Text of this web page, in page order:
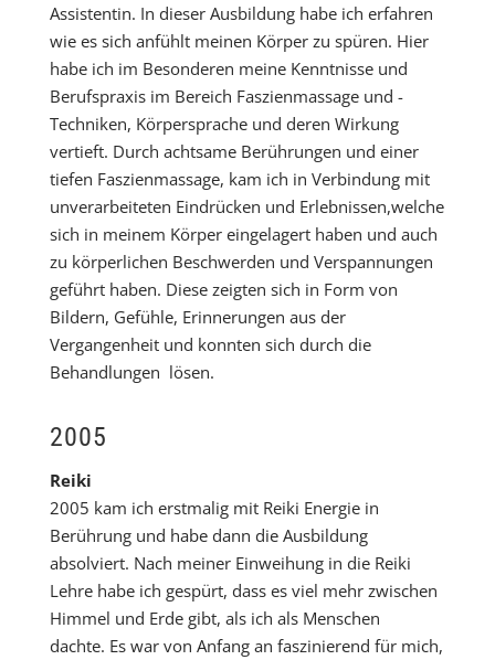
Assistentin. In dieser Ausbildung habe ich erfahren
wie es sich anfühlt meinen Körper zu spüren. Hier
habe ich im Besonderen meine Kenntnisse und
Berufspraxis im Bereich Faszienmassage und -
Techniken, Körpersprache und deren Wirkung
vertieft. Durch achtsame Berührungen und einer
tiefen Faszienmassage, kam ich in Verbindung mit
unverarbeiteten Eindrücken und Erlebnissen,welche
sich in meinem Körper eingelagert haben und auch
zu körperlichen Beschwerden und Verspannungen
geführt haben. Diese zeigten sich in Form von
Bildern, Gefühle, Erinnerungen aus der
Vergangenheit und konnten sich durch die
Behandlungen lösen.
2005
Reiki
2005 kam ich erstmalig mit Reiki Energie in
Berührung und habe dann die Ausbildung
absolviert. Nach meiner Einweihung in die Reiki
Lehre habe ich gespürt, dass es viel mehr zwischen
Himmel und Erde gibt, als ich als Menschen
dachte. Es war von Anfang an faszinierend für mich,